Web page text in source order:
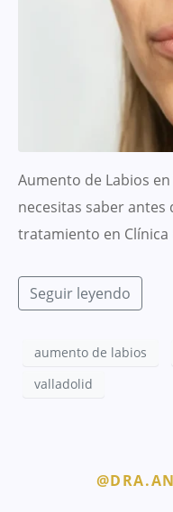
Aumento de Labios
necesitas saber antes
tratamiento en Clínica
Seguir leyendo
aumento de labios
valladolid